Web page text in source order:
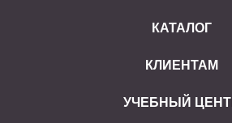
КАТАЛОГ
КЛИЕНТАМ
УЧЕБНЫЙ